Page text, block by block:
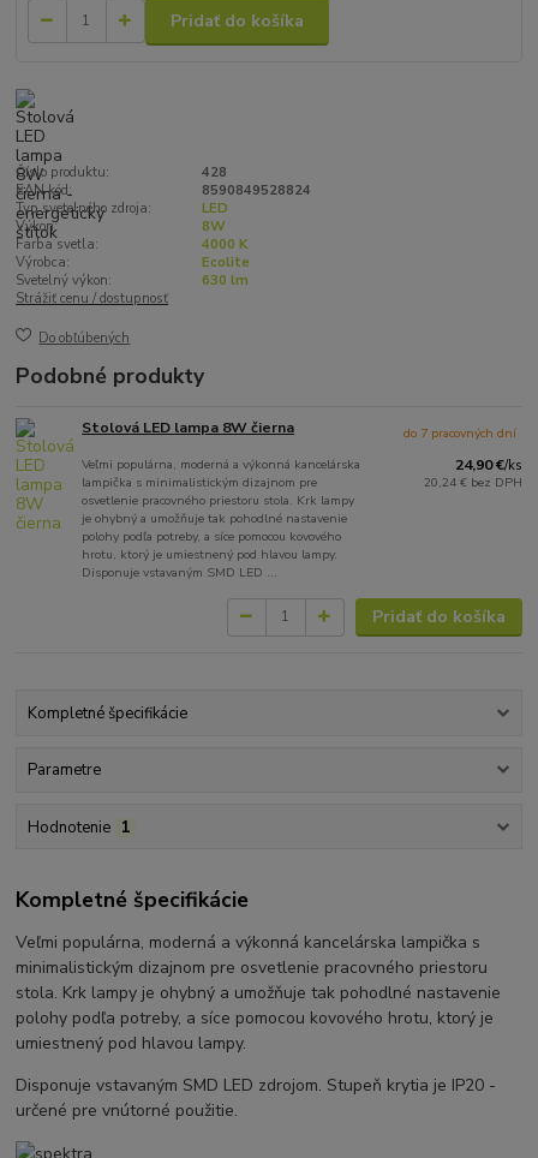
Pridať do košíka
Číslo produktu:
428
EAN kód:
8590849528824
Typ svetelného zdroja:
LED
Výkon:
8W
Farba svetla:
4000 K
Výrobca:
Ecolite
Svetelný výkon:
630 lm
Strážiť cenu / dostupnosť
Do obľúbených
Podobné produkty
Stolová LED lampa 8W čierna
Veľmi populárna, moderná a výkonná kancelárska
lampička s minimalistickým dizajnom pre
osvetlenie pracovného priestoru stola. Krk lampy
je ohybný a umožňuje tak pohodlné nastavenie
polohy podľa potreby, a síce pomocou kovového
hrotu, ktorý je umiestnený pod hlavou lampy.
Disponuje vstavaným SMD LED ...
24,90 €/ks
20,24 € bez DPH
do 7 pracovných dní
Pridať do košíka
Kompletné špecifikácie
Parametre
Hodnotenie 1
Kompletné špecifikácie
Veľmi populárna, moderná a výkonná kancelárska lampička s
minimalistickým dizajnom pre osvetlenie pracovného priestoru
stola. Krk lampy je ohybný a umožňuje tak pohodlné nastavenie
polohy podľa potreby, a síce pomocou kovového hrotu, ktorý je
umiestnený pod hlavou lampy.
Disponuje vstavaným SMD LED zdrojom. Stupeň krytia je IP20 -
určené pre vnútorné použitie.